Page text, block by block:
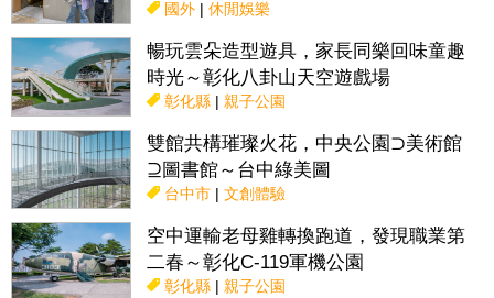
國外| 休閒娛樂
暢玩雲朵造型遊具，家長同樂回味童趣
時光～彰化八卦山天空遊戲場
彰化縣| 親子公園
雙館共構璀璨火花，中央公園⊃美術館
⊇圖書館～台中綠美圖
台中市| 文創體驗
空中運輸老母雞轉換跑道，發現職業第
二春～彰化C-119軍機公園
彰化縣| 親子公園